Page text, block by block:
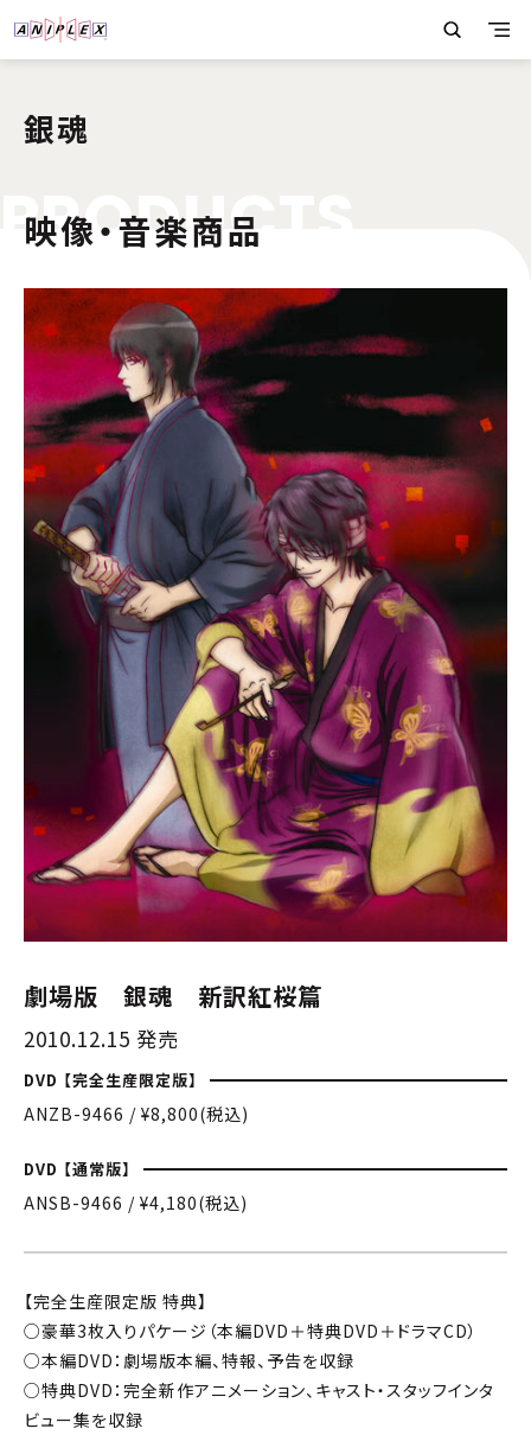
銀魂
PRODUC
映像・音楽商品
劇場版 銀魂 新訳紅桜篇
2010.12.15 発売
DVD 【完全生産限定版】
ANZB-9466 / ¥8,800(税込)
DVD 【通常版】
ANSB-9466 / ¥4,180(税込)
【完全生産限定版 特典】
○豪華3枚入りパケージ（本編DVD＋特典DVD＋ドラマCD）
○本編DVD：劇場版本編、特報、予告を収録
○特典DVD：完全新作アニメーション、キャスト・スタッフインタ
ビュー集を収録